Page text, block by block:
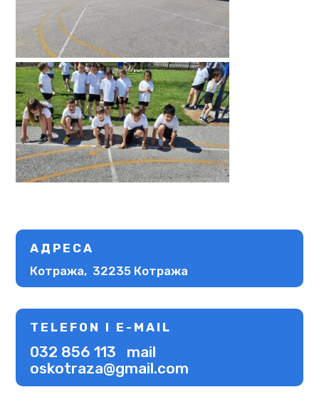
АДРЕСА
Котража, 32235 Котража
TELEFON I E-MAIL
032 856 113 mail
oskotraza@gmail.com